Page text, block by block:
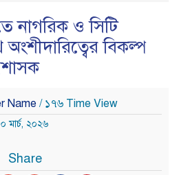
নাগরিক ও সিটি
বিকল্প
Name / ১৭৬ Time View
মার্চ, ২০২৬
Share